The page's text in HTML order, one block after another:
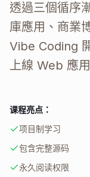
透過三個循序
庫應用、商業
Vibe Coding
上線 Web 應
课程亮点：
项目制学习
包含完整源码
永久阅读权限